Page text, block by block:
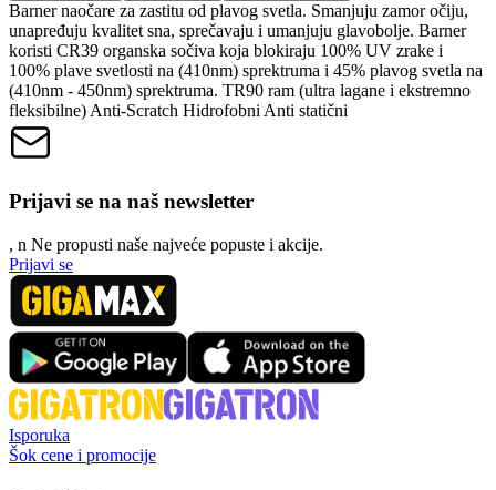
Barner naočare za zastitu od plavog svetla. Smanjuju zamor očiju,
unapređuju kvalitet sna, sprečavaju i umanjuju glavobolje. Barner
koristi CR39 organska sočiva koja blokiraju 100% UV zrake i
100% plave svetlosti na (410nm) sprektruma i 45% plavog svetla na
(410nm - 450nm) sprektruma. TR90 ram (ultra lagane i ekstremno
fleksibilne) Anti-Scratch Hidrofobni Anti statični
Prijavi se na naš newsletter
, n Ne propusti naše najveće popuste i akcije.
Prijavi se
Isporuka
Šok cene i promocije